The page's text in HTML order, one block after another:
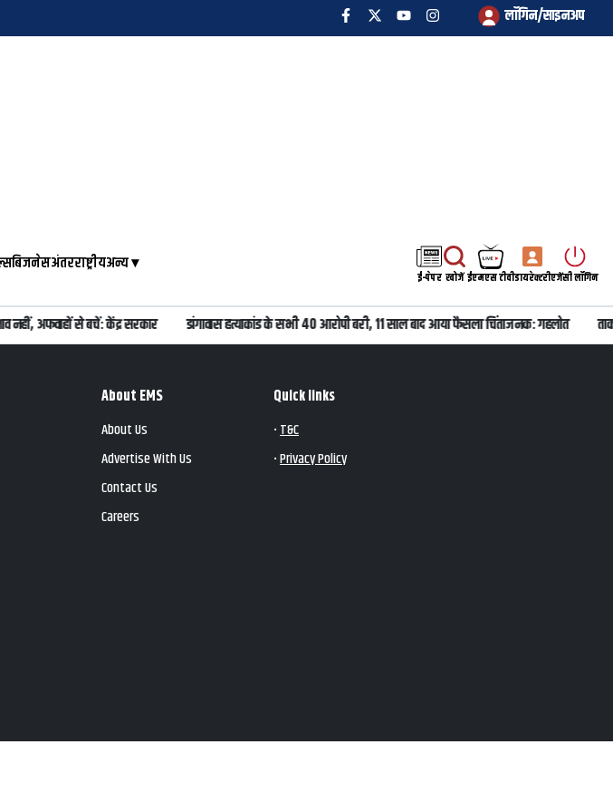
लॉगिन/साइनअप
बिजनेसअंतरराष्ट्रीयअन्य▾
ई-पेपर खोजें ईएमएस टीवीडायरेक्टरीएजेंसी लॉगिन
नहीं, अफवाहों से बचें: केंद्र सरकार डांगावास हत्याकांड के सभी 40 आरोपी बरी, 11 साल बाद आया फैसला चिंताजनक: गहलोत
About EMS
About Us
Advertise With Us
Contact Us
Careers
Quick links
•T&C
•Privacy Policy